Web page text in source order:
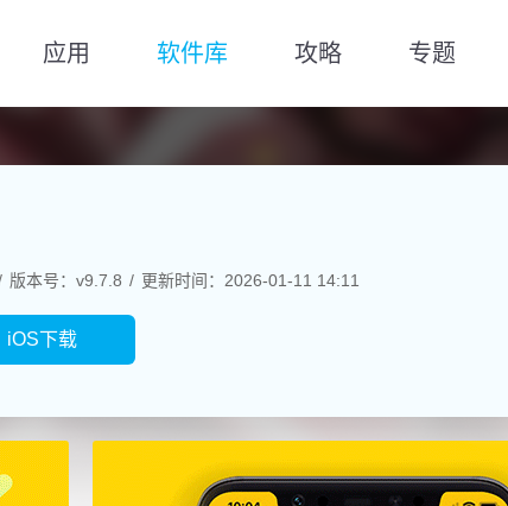
应用 软件库 攻略 专题
版本号：v9.7.8 更新时间：2026-01-11 14:11
iOS下载